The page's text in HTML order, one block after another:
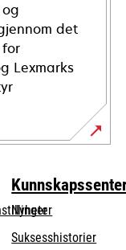
det
Lexmarks
Nyheter
Suksesshistorier